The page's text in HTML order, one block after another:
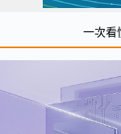
一次看